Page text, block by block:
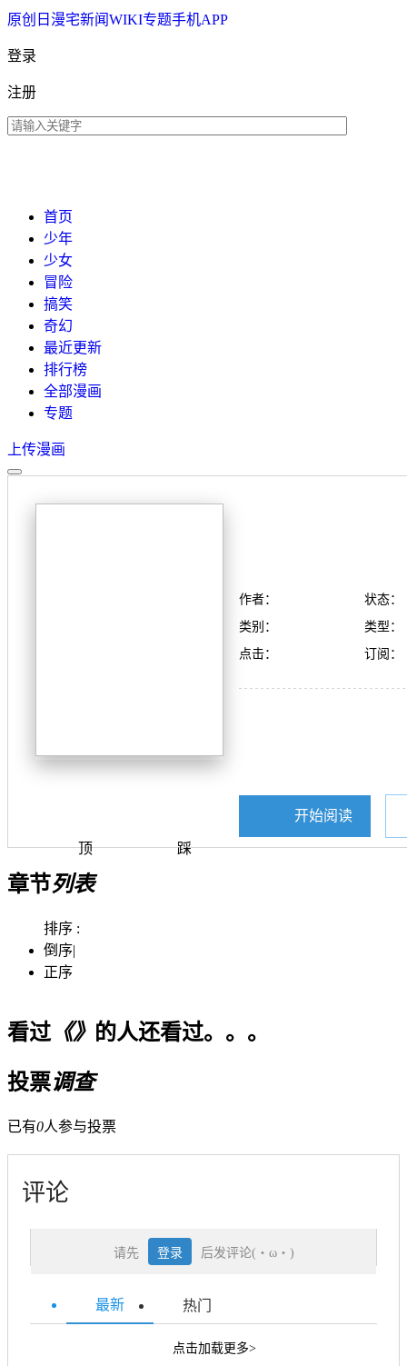
原创 日漫宅新闻WIKI专题手机APP
登录
注册
首页
少年
少女
冒险
搞笑
奇幻
最近更新
排行榜
全部漫画
专题
上传漫画
顶 踩
作者：
状态：
类别：
类型：
点击：
订阅：
开始阅读
章节列表
排序 :
倒序|
正序
看过《》 的人还看过。。。
投票调查
已有0人参与投票
评论
请先 登录 后发评论(・ω・)
最新 热门
点击加载更多>